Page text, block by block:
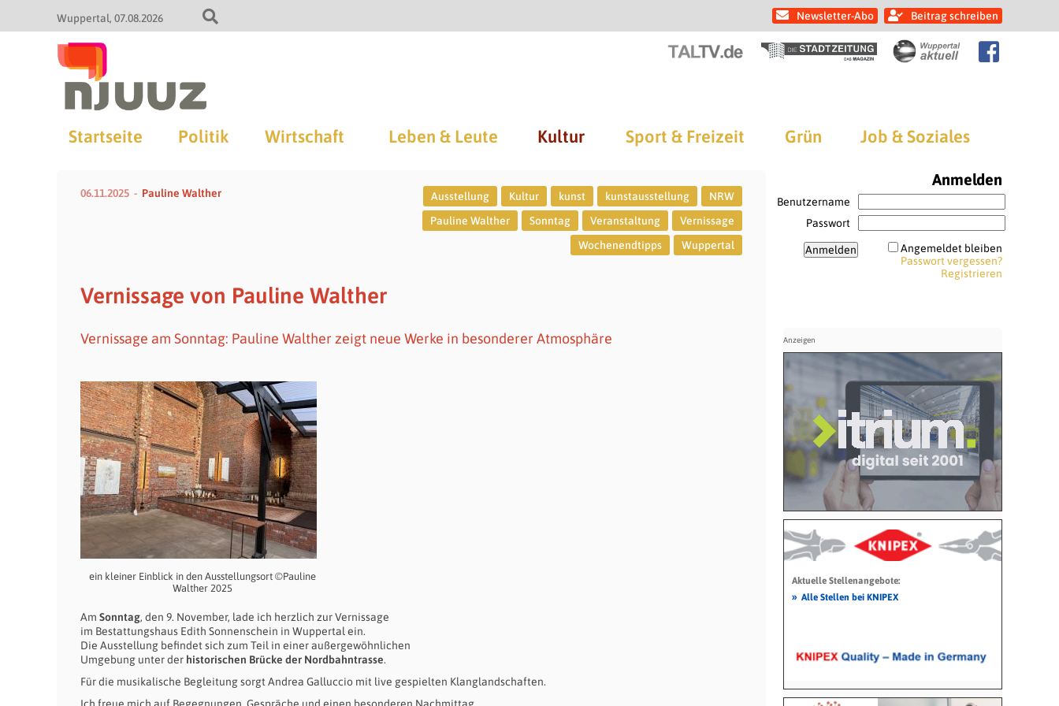
Wuppertal 07.08.2026 Newsletter-Abo Beitrag schreiben
Startseite Politik Wirtschaft Leben & Leute Kultur Sport & Freizeit Grün Job & Soziales
06.11.2025 Pauline Walther Ausstellung Kultur kunst kunstausstellung
NRW
Pauline Walther
Sonntag Veranstaltung
Vernissage
Wochenendtipps
Wuppertal
Vernissage von Pauline Walther
Vernissage am Sonntag: Pauline Walther zeigt neue Werke in besonderer Atmosphäre
ein kleiner Einblick in den Ausstellungsort ©Pauline
Walther 2025
Am Sonntag, den 9. November, lade ich herzlich zur Vernissage
im Bestattungshaus Edith Sonnenschein in Wuppertal ein.
Die Ausstellung befindet sich zum Teil in einer außergewöhnlichen
Umgebung unter der historischen Brücke der Nordbahntrasse.
Für die musikalische Begleitung sorgt Andrea Galluccio mit live gespielten Klanglandschaften.
Anmelden
Benutzername
Passwort
Angemeldet bleiben
Passwort vergessen?
Registrieren
Aktuelle Stellenangebote:
» Alle Stellen bei KNIPEX